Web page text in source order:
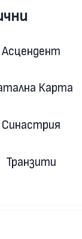
Асцендент
Карта
Синастрия
Транзити